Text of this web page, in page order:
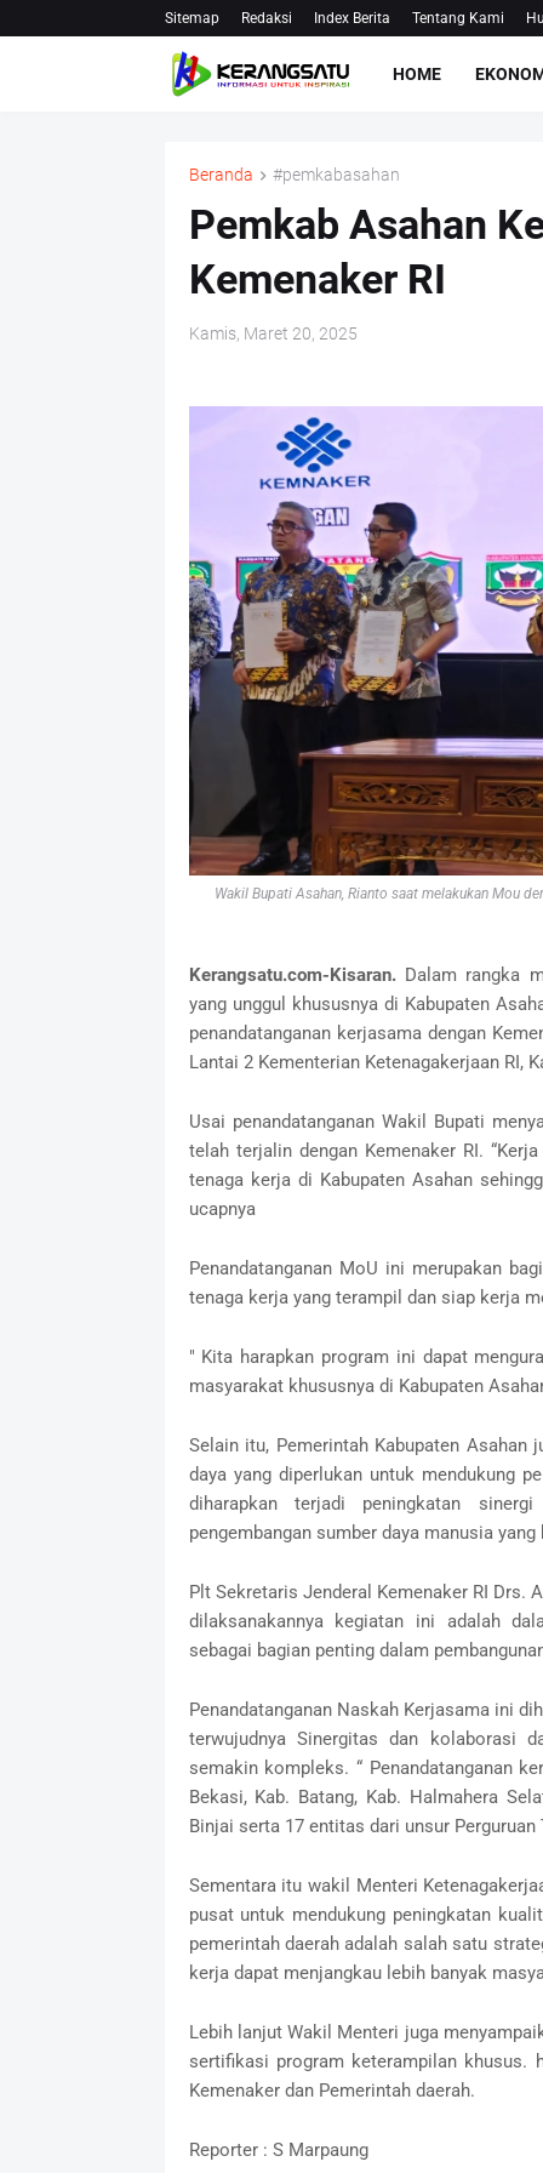
Sitemap Redaksi Index Berita Tentang Kami
HOME
Beranda #pemkabasahan
Pemkab Asahan
Kemenaker RI
Kamis, Maret 20, 2025
Wakil Bupati Asahan, Rianto saat melakukan Mou
Kerangsatu.com-Kisaran.Dalam rangka
yang unggul khususnya di Kabupaten
penandatanganan kerjasama dengan
Lantai 2 Kementerian Ketenagakerjaan RI,
Usai penandatanganan Wakil Bupati
telah terjalin dengan Kemenaker RI.
tenaga kerja di Kabupaten Asahan
ucapnya
Penandatanganan MoU ini merupakan
tenaga kerja yang terampil dan siap kerja
" Kita harapkan program ini dapat
masyarakat khususnya di Kabupaten
Selain itu, Pemerintah Kabupaten
daya yang diperlukan untuk mendukung
diharapkan terjadi peningkatan
pengembangan sumber daya manusia
Plt Sekretaris Jenderal Kemenaker RI Drs.
dilaksanakannya kegiatan ini adalah
sebagai bagian penting dalam
Penandatanganan Naskah Kerjasama ini
terwujudnya Sinergitas dan kolaborasi
semakin kompleks. “ Penandatanganan
Bekasi, Kab. Batang, Kab. Halmahera
Binjai serta 17 entitas dari unsur
Sementara itu wakil Menteri
pusat untuk mendukung peningkatan
pemerintah daerah adalah salah satu
kerja dapat menjangkau lebih banyak
Lebih lanjut Wakil Menteri juga
sertifikasi program keterampilan khusus.
Kemenaker dan Pemerintah daerah.
Reporter : S Marpaung